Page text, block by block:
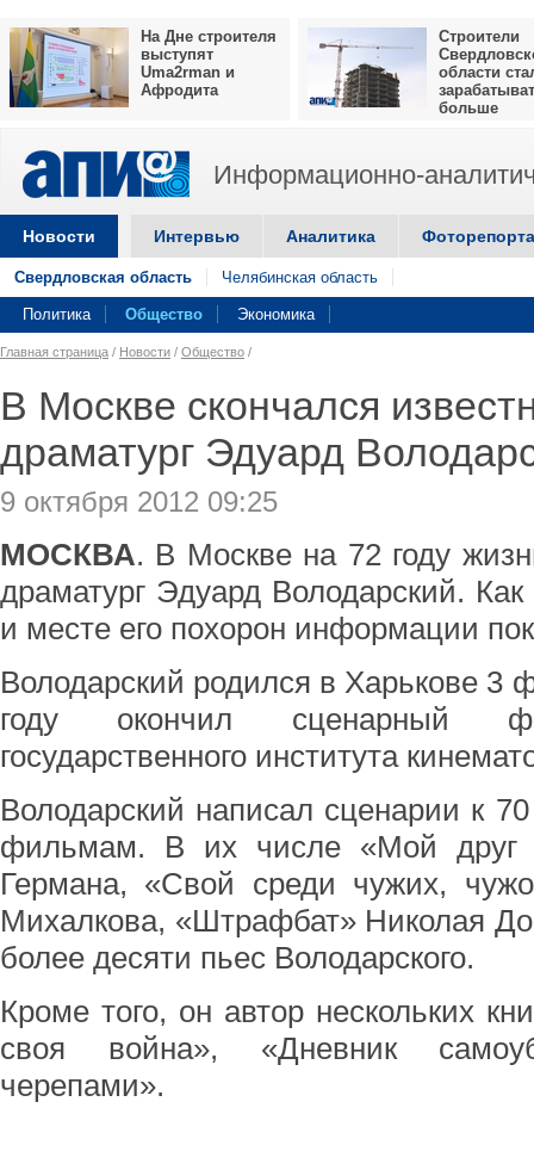
На Дне строителя
выступят
Uma2rman и
Афродита
Строители
области
больше
Информационно-
Новости Интервью Аналитика
Свердловская область Челябинская область
Политика Общество Экономика
Главная страница / Новости / Общество /
В Москве скончался
драматург Эдуард
9 октября 2012 09:25
МОСКВА. В Москве на 72 году
драматург Эдуард Володарский.
и месте его похорон информации
Володарский родился в Харькове 3
году окончил сценарный
государственного института
Володарский написал сценарии к
фильмам. В их числе «Мой друг
Германа, «Свой среди чужих,
Михалкова, «Штрафбат» Николая
более десяти пьес Володарского.
Кроме того, он автор нескольких
своя война», «Дневник
черепами».